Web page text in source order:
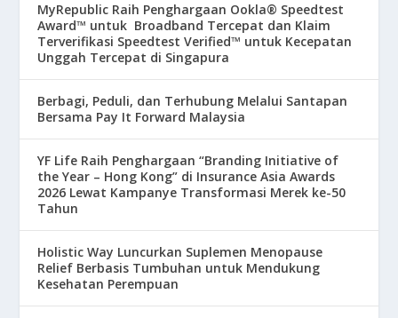
MyRepublic Raih Penghargaan Ookla® Speedtest
Award™ untuk Broadband Tercepat dan Klaim
Terverifikasi Speedtest Verified™ untuk Kecepatan
Unggah Tercepat di Singapura
Berbagi, Peduli, dan Terhubung Melalui Santapan
Bersama Pay It Forward Malaysia
YF Life Raih Penghargaan “Branding Initiative of
the Year – Hong Kong” di Insurance Asia Awards
2026 Lewat Kampanye Transformasi Merek ke-50
Tahun
Holistic Way Luncurkan Suplemen Menopause
Relief Berbasis Tumbuhan untuk Mendukung
Kesehatan Perempuan